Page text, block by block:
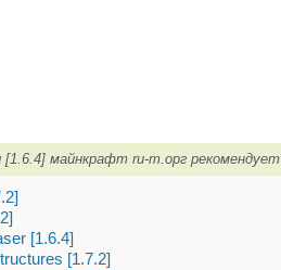
[1.6.4] майнкрафт ru-m.орг
[1.6.4]
[1.7.2]